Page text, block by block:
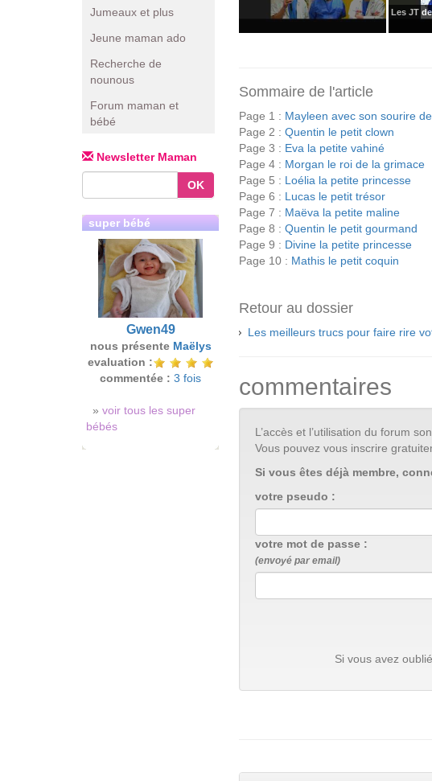
Jumeaux et plus
Jeune maman ado
Recherche de
nounous
Forum maman et
bébé
Newsletter Maman
OK
super bébé
Gwen49
nous présente Maëlys
evaluation :
commentée : 3 fois
» voir tous les super
bébés
Les JT
Sommaire de l'article
Page 1 : Mayleen avec son sourire
Page 2 : Quentin le petit clown
Page 3 : Eva la petite vahiné
Page 4 : Morgan le roi de la grimace
Page 5 : Loélia la petite princesse
Page 6 : Lucas le petit trésor
Page 7 : Maëva la petite maline
Page 8 : Quentin le petit gourmand
Page 9 : Divine la petite princesse
Page 10 : Mathis le petit coquin
Retour au dossier
Les meilleurs trucs pour faire rire
commentaires
L’accès et l’utilisation du forum
Vous pouvez vous inscrire
Si vous êtes déjà membre,
votre pseudo :
votre mot de passe :
(envoyé par email)
Si vous avez